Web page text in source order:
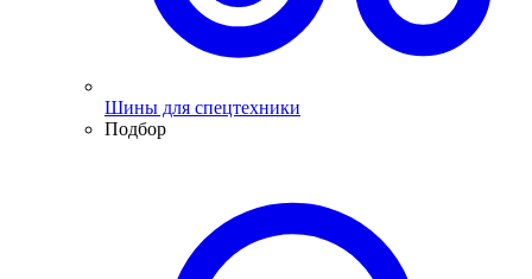
Шины для спецтехники
Подбор